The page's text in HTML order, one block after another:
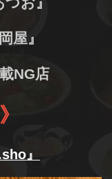
屋』
NG店
』